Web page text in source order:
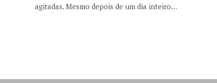
agitadas. Mesmo depois de um dia inteiro…